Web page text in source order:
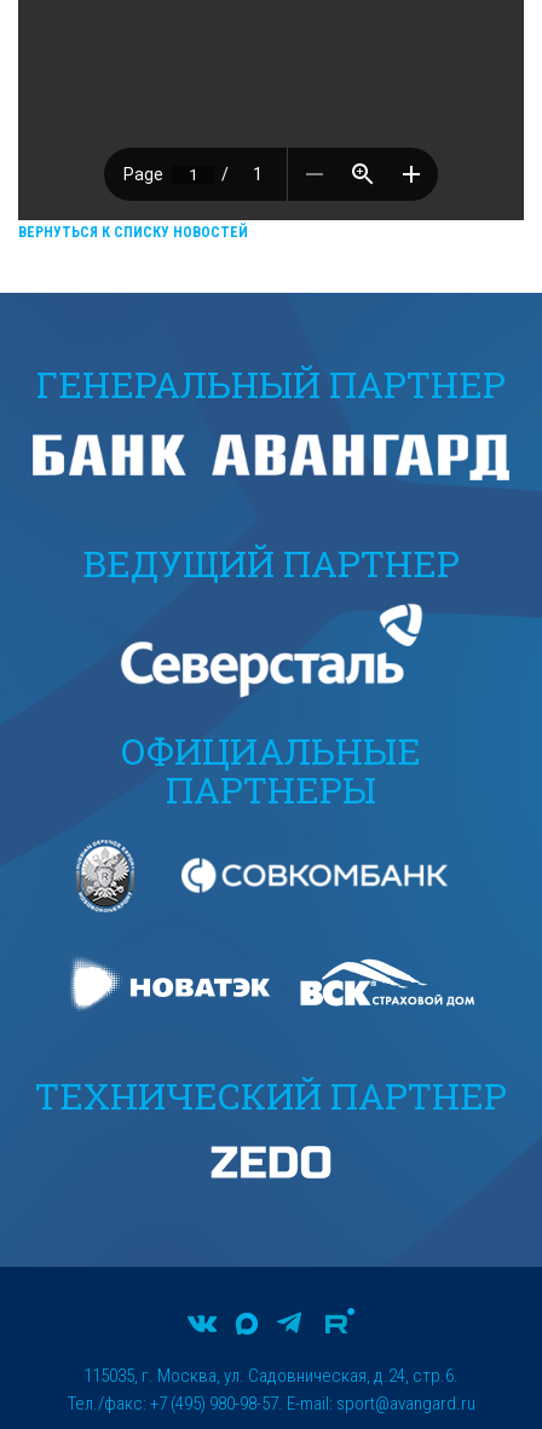
ВЕРНУТЬСЯ К СПИСКУ НОВОСТЕЙ
ГЕНЕРАЛЬНЫЙ ПАРТНЕР
ВЕДУЩИЙ ПАРТНЕР
ОФИЦИАЛЬНЫЕ
ПАРТНЕРЫ
ТЕХНИЧЕСКИЙ ПАРТНЕР
115035, г. Москва, ул. Садовническая, д.24, стр.6.
Тел./факс: +7 (495) 980-98-57. E-mail: sport@avangard.ru